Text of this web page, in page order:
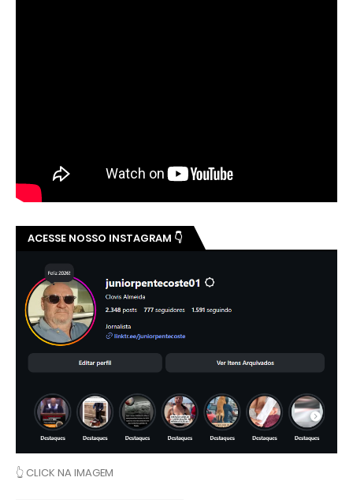
ACESSE NOSSO INSTAGRAM 👇
👆 CLICK NA IMAGEM